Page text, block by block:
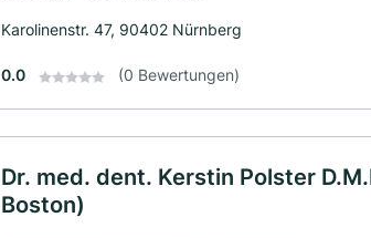
Karolinenstr. 47, 90402 Nürnberg
0.0 (0 Bewertungen)
Dr. med. dent. Kerstin Polster
Boston)